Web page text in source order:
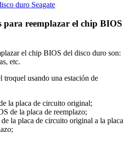
para reemplazar el chip BIOS
el chip BIOS del disco duro son:
etc.
troquel usando una estación de
la placa de circuito original;
de la placa de reemplazo;
la placa de circuito original a la placa